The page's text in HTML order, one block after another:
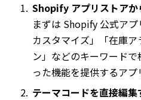
Shopify アプリストアか
まずは Shopify 公式ア
カスタマイズ」「在庫
ン」などのキーワード
った機能を提供するアプ
テーマコードを直接編